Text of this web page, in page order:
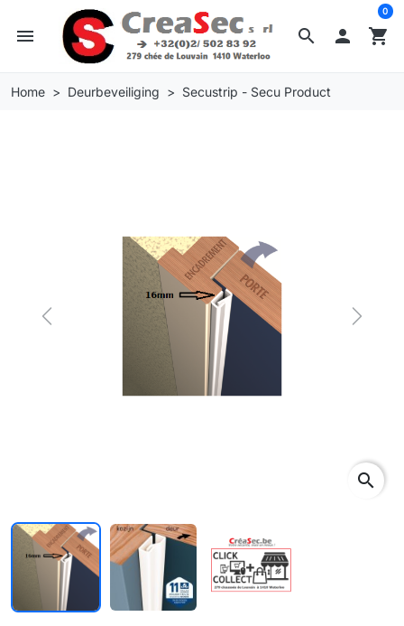
search
menu  shopping_cart
0
Home Deurbeveiliging Secustrip - Secu Product
Previous Next
search